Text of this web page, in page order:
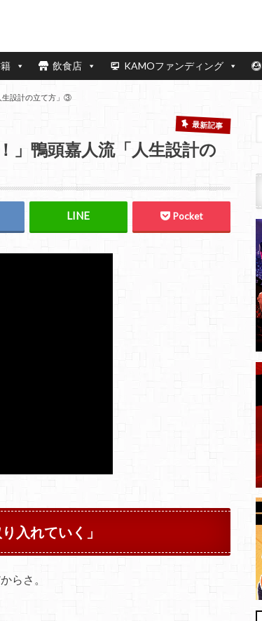
飲食店 KAMOファンディング
生設計の立て方」③
最新記事
」鴨頭嘉人流「人生設計の
Pocket
入れていく」
らさ。